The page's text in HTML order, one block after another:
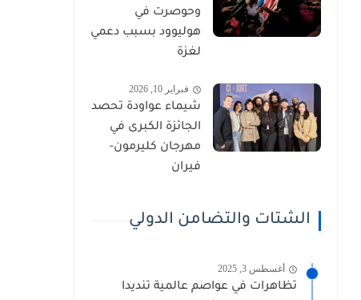
وحوصرت في
هوليوود بسبب دعمي
لغزة
فبراير 10, 2026
شيماء عواودة تحصد
الجائزة الكبرى في
مهرجان كليرمون-
فيران
الشتات والتضامن الدولي
أغسطس 3, 2025
تظاهرات في عواصم عالمية تنديدا